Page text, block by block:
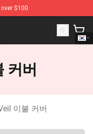
$100
The Veil
커버
이불 커버